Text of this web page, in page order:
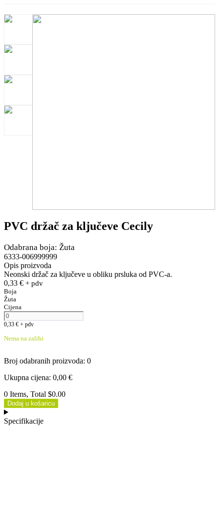
PVC držač za ključeve Cecily
Odabrana boja: Žuta
6333-006999999
Opis proizvoda
Neonski držač za ključeve u obliku prsluka od PVC-a.
0,33 € + pdv
Boja
Žuta
Cijena
0,33 € + pdv
Nema na zalihi
Broj odabranih proizvoda: 0
Ukupna cijena: 0,00 €
0 Items, Total $0.00
Dodaj u košaricu
Specifikacije